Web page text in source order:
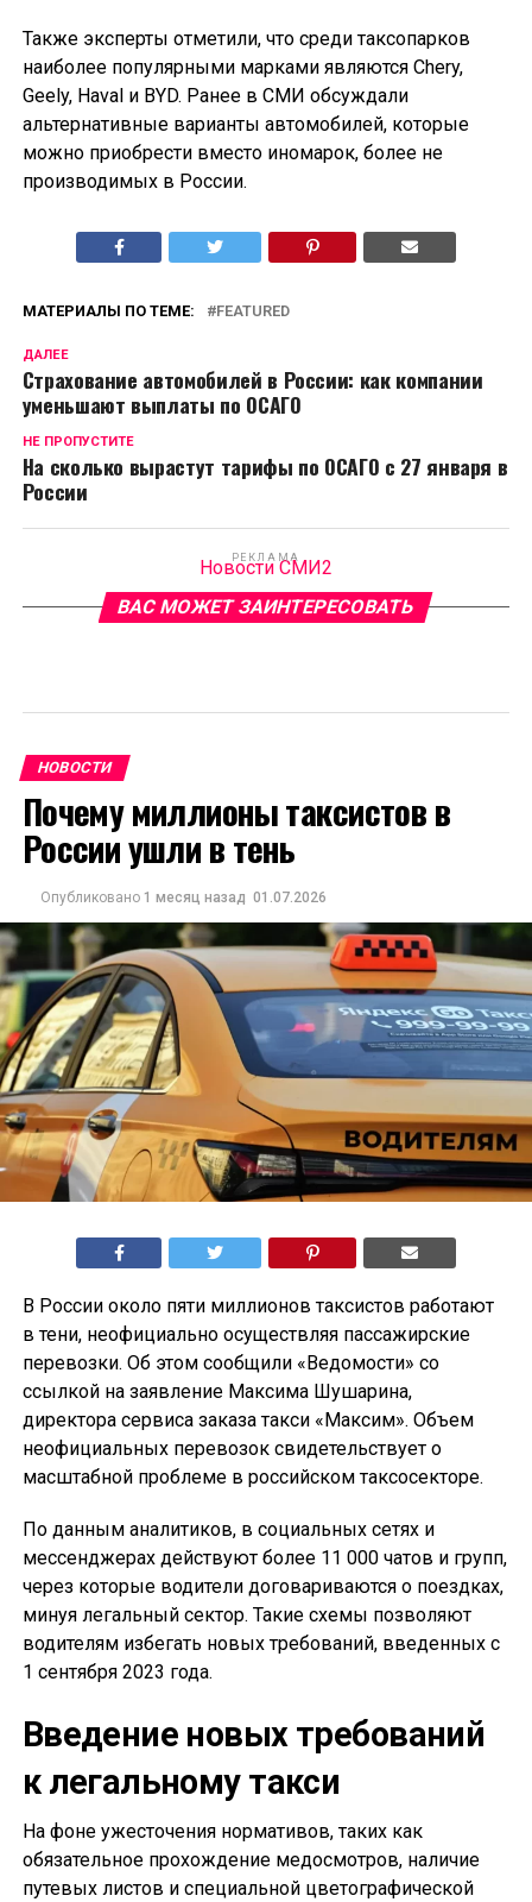
Также эксперты отметили, что среди таксопарков
наиболее популярными марками являются Chery,
Geely, Haval и BYD. Ранее в СМИ обсуждали
альтернативные варианты автомобилей, которые
можно приобрести вместо иномарок, более не
производимых в России.
МАТЕРИАЛЫ ПО ТЕМЕ: FEATURED
ДАЛЕЕ
Страхование автомобилей в России: как компании
уменьшают выплаты по ОСАГО
НЕ ПРОПУСТИТЕ
На сколько вырастут тарифы по ОСАГО с 27 января в
России
РЕКЛАМА
Новости СМИ2
ВАС МОЖЕТ ЗАИНТЕРЕСОВАТЬ
НОВОСТИ
Почему миллионы таксистов в
России ушли в тень
Опубликовано 1 месяц назад 01.07.2026
В России около пяти миллионов таксистов работают
в тени, неофициально осуществляя пассажирские
перевозки. Об этом сообщили «Ведомости» со
ссылкой на заявление Максима Шушарина,
директора сервиса заказа такси «Максим». Объем
неофициальных перевозок свидетельствует о
масштабной проблеме в российском таксосекторе.
По данным аналитиков, в социальных сетях и
мессенджерах действуют более 11 000 чатов и групп,
через которые водители договариваются о поездках,
минуя легальный сектор. Такие схемы позволяют
водителям избегать новых требований, введенных с
1 сентября 2023 года.
Введение новых требований
к легальному такси
На фоне ужесточения нормативов, таких как
обязательное прохождение медосмотров, наличие
путевых листов и специальной цветографической